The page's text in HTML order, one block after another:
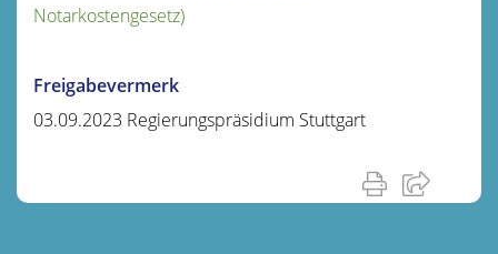
Notarkostengesetz)
Freigabevermerk
03.09.2023 Regierungspräsidium Stuttgart